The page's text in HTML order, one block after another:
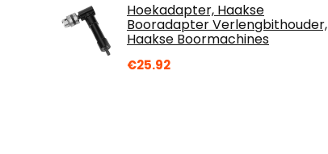
Hoekadapter, Haakse
Booradapter Verlengbithouder,
Haakse Boormachines
€25.92